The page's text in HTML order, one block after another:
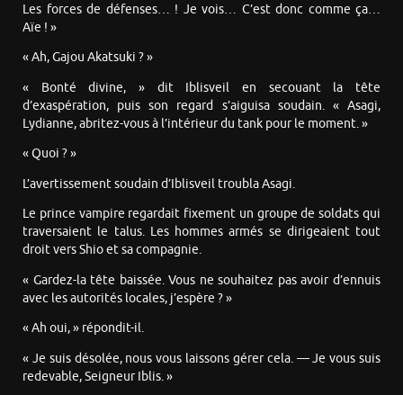
Les forces de défenses… ! Je vois… C’est donc comme ça…
Aïe ! »
« Ah, Gajou Akatsuki ? »
« Bonté divine, » dit Iblisveil en secouant la tête
d’exaspération, puis son regard s’aiguisa soudain. « Asagi,
Lydianne, abritez-vous à l’intérieur du tank pour le moment. »
« Quoi ? »
L’avertissement soudain d’Iblisveil troubla Asagi.
Le prince vampire regardait fixement un groupe de soldats qui
traversaient le talus. Les hommes armés se dirigeaient tout
droit vers Shio et sa compagnie.
« Gardez-la tête baissée. Vous ne souhaitez pas avoir d’ennuis
avec les autorités locales, j’espère ? »
« Ah oui, » répondit-il.
« Je suis désolée, nous vous laissons gérer cela. — Je vous suis
redevable, Seigneur Iblis. »